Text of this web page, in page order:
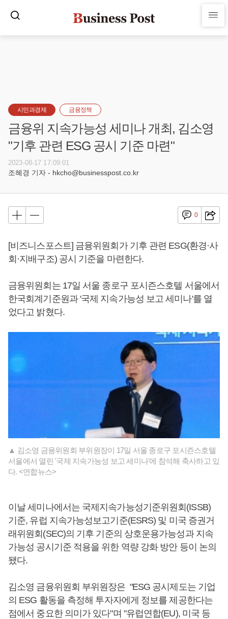
시민과경제 금융정책
금융위 지속가능성 세미나 개최, 김소영
"기후 관련 ESG 공시 기준 마련"
2023-08-17 17:09:01
조혜경 기자 - hkcho@businesspost.co.kr
0
[비즈니스포스트] 금융위원회가 기후 관련 ESG(환경·사
회·지배구조) 공시 기준을 마련한다.
금융위원회는 17일 서울 종로구 포시즌스호텔 서울에서
한국회계기준원과 '국제 지속가능성 보고 세미나'를 열
었다고 밝혔다.
▲ 김소영 금융위원회 부위원장이 17일 서울 종로구 포시즌스호텔
서울에서 열린 '국제 지속가능성 보고 세미나'에 참석해 축사하고 있
다. <연합뉴스>
이날 세미나에서는 국제지속가능성기준위원회(ISSB)
기준, 유럽 지속가능성보고기준(ESRS) 및 미국 증권거
래위원회(SEC)의 기후 기준의 상호운용가능성과 지속
가능성 공시기준 적용을 위한 역량 강화 방안 등이 논의
됐다.
김소영 금융위원회 부위원장은 "ESG 공시제도는 기업
의 ESG 활동을 측정해 투자자에게 정보를 제공한다는
점에서 중요한 의미가 있다"며 "유럽연합(EU), 미국 등